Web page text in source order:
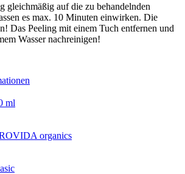
gleichmäßig auf die zu behandelnden
es max. 10 Minuten einwirken. Die
Das Peeling mit einem Tuch entfernen und
Wasser nachreinigen!
ml
organics